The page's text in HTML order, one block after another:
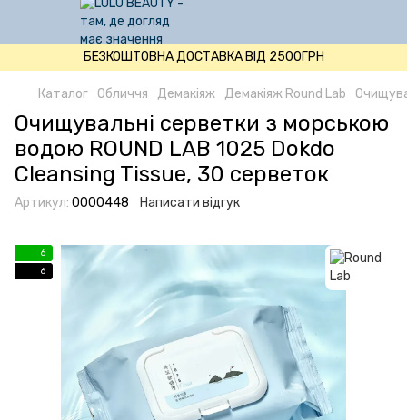
БЕЗКОШТОВНА ДОСТАВКА ВІД 2500ГРН
Каталог Обличчя Демакіяж Демакіяж Round Lab
Очищувальні серветки з морською
водою ROUND LAB 1025 Dokdo
Cleansing Tissue, 30 серветок
Артикул: 0000448 Написати відгук
6
6